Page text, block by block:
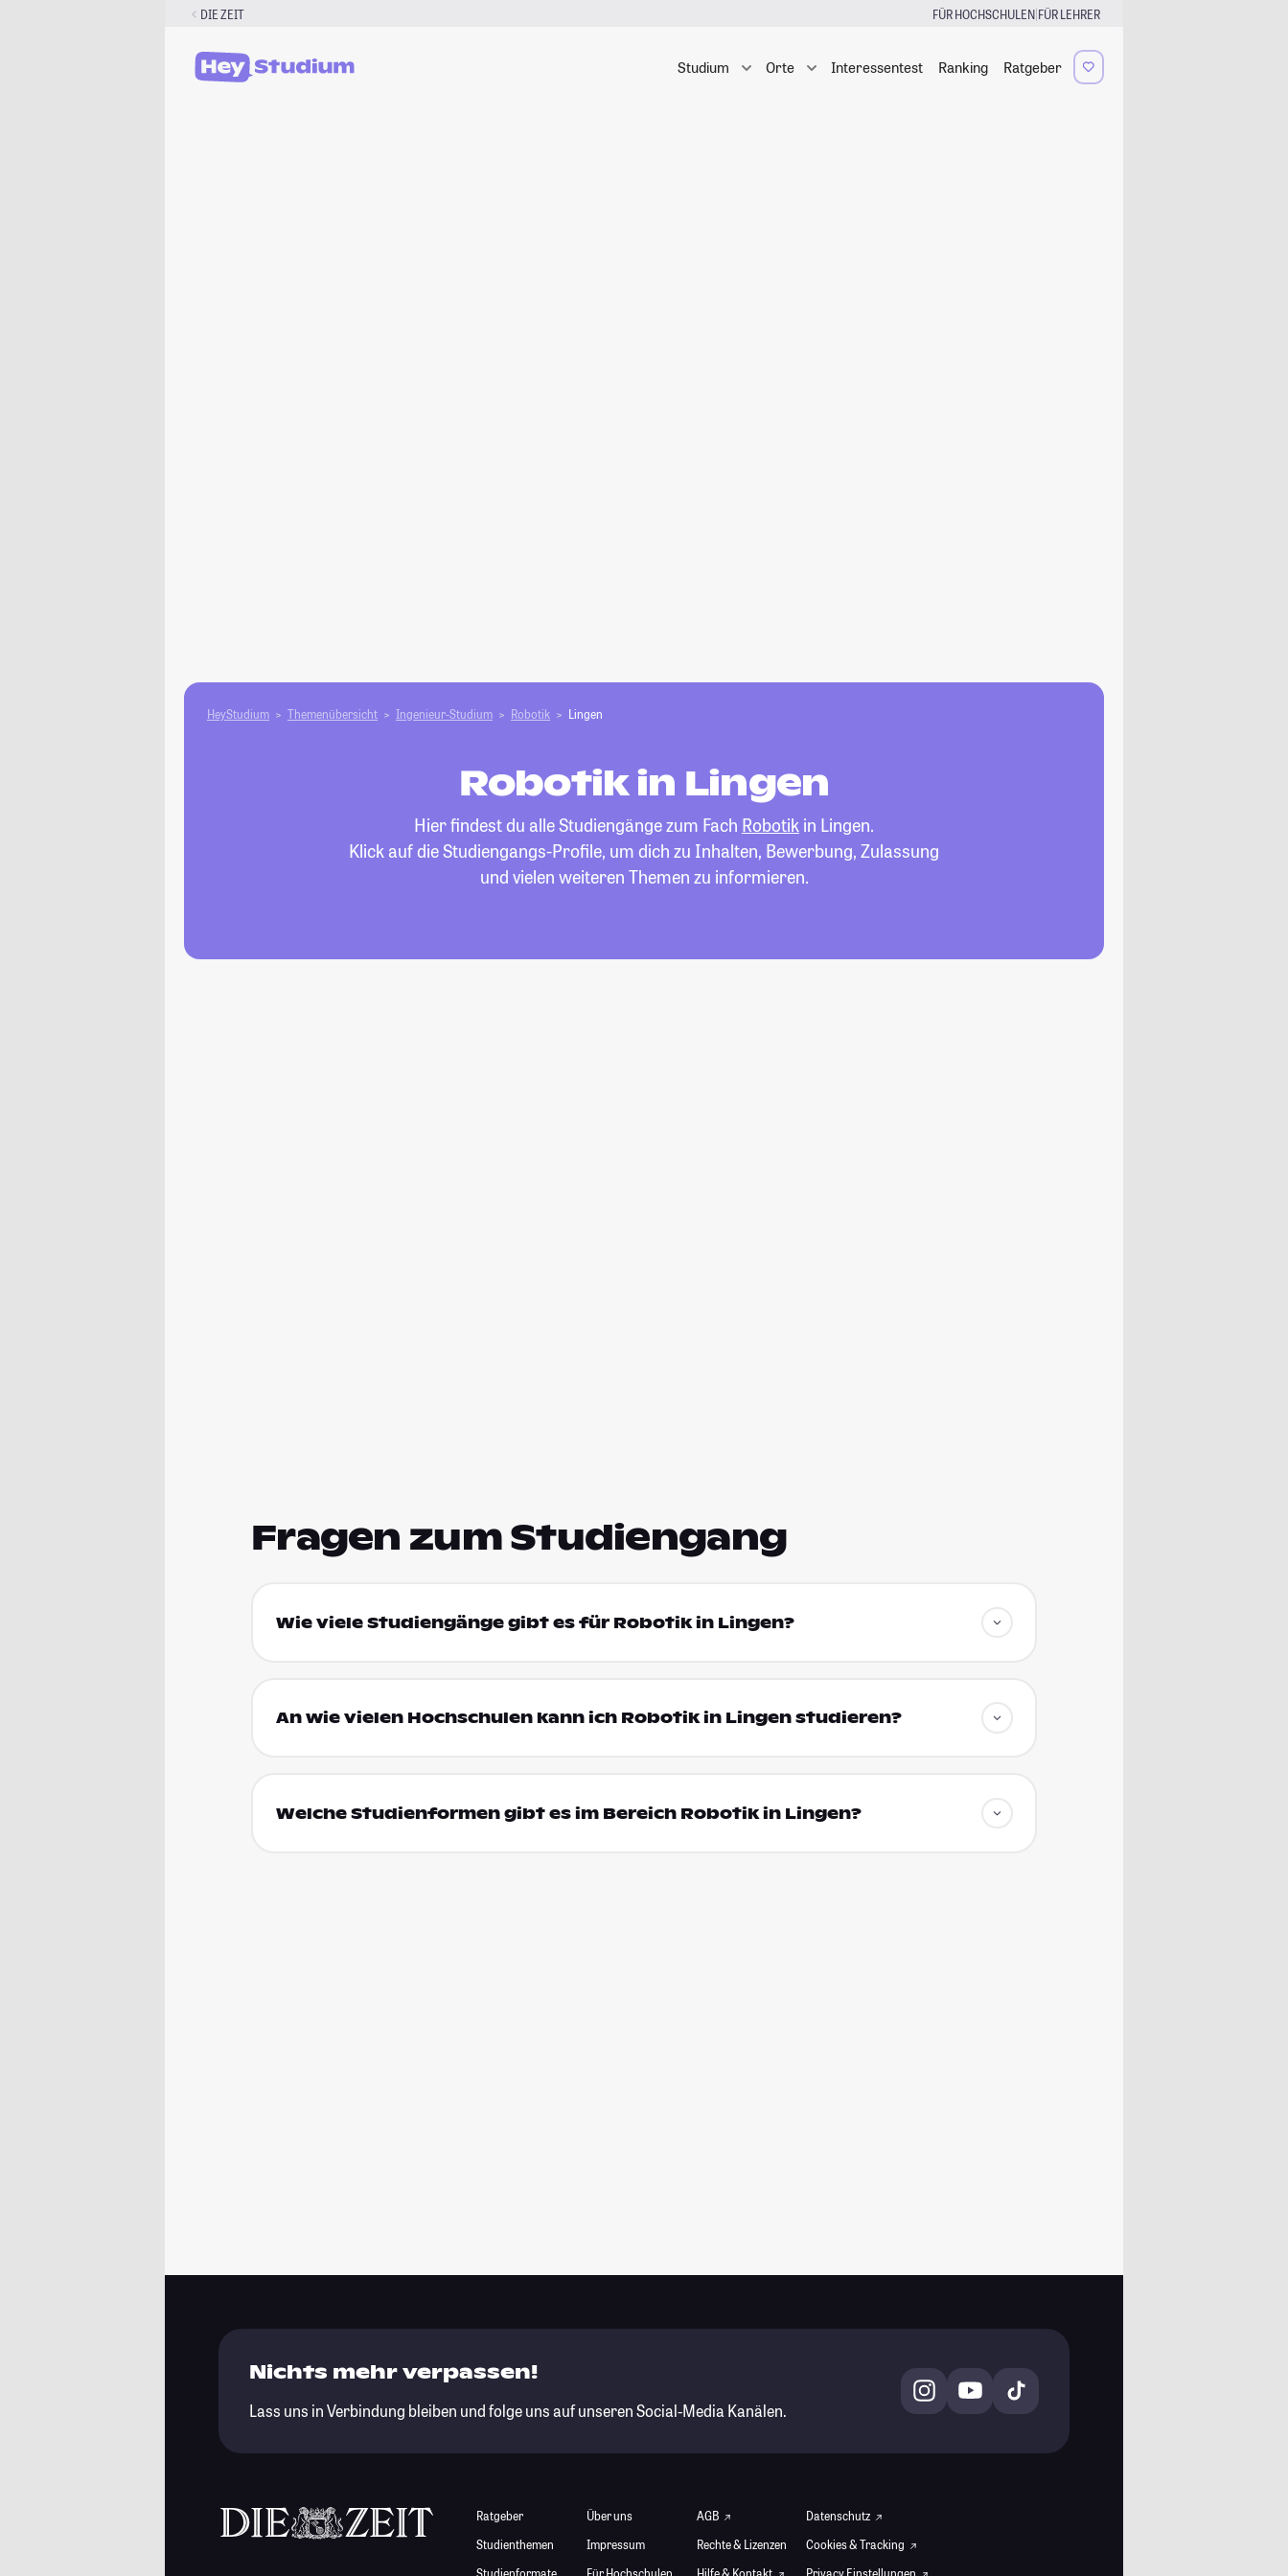
DIE ZEIT FÜR HOCHSCHULEN|FÜR LEHRER
Studium Orte Interessentest Ranking Ratgeber
HeyStudium Themenübersicht Ingenieur-Studium Robotik Lingen
Robotik in Lingen
Hier findest du alle Studiengänge zum Fach Robotik in Lingen.
Klick auf die Studiengangs-Profile, um dich zu Inhalten, Bewerbung, Zulassung
und vielen weiteren Themen zu informieren.
Fragen zum Studiengang
Wie viele Studiengänge gibt es für Robotik in Lingen?
An wie vielen Hochschulen kann ich Robotik in Lingen studieren?
Welche Studienformen gibt es im Bereich Robotik in Lingen?
Nichts mehr verpassen!
Lass uns in Verbindung bleiben und folge uns auf unseren Social-Media Kanälen.
Ratgeber
Studienthemen
Studienformate
Über uns
Impressum
Für Hochschulen
AGB
Rechte & Lizenzen
Hilfe & Kontakt
Datenschutz
Cookies & Tracking
Privacy Einstellungen